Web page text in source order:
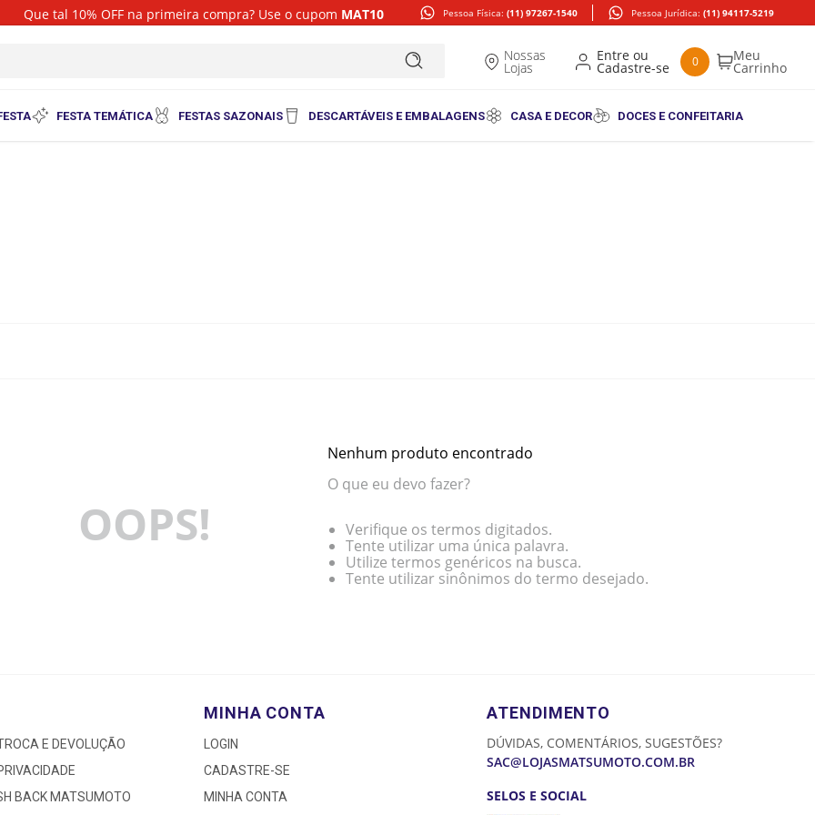
Que tal 10% OFF na primeira compra? Use o cupom MAT10 Pessoa Física: (11) 97267-1540 Pessoa Jurídica: (11) 94117-5219
Nossas
Lojas 0
FESTA TEMÁTICA FESTAS SAZONAIS DESCARTÁVEIS E EMBALAGENS CASA E DECOR DOCES E CONFEITARIA
OOPS!
Nenhum produto encontrado
O que eu devo fazer?
Verifique os termos digitados.
Tente utilizar uma única palavra.
Utilize termos genéricos na busca.
Tente utilizar sinônimos do termo desejado.
E DEVOLUÇÃO
BACK MATSUMOTO
MINHA CONTA
LOGIN
CADASTRE-SE
MINHA CONTA
ATENDIMENTO
DÚVIDAS, COMENTÁRIOS, SUGESTÕES?
SAC@LOJASMATSUMOTO.COM.BR
SELOS E SOCIAL